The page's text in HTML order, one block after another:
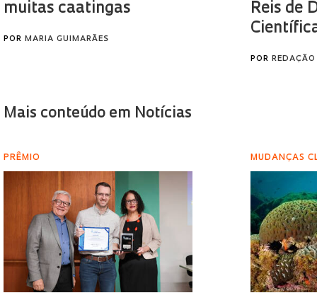
muitas caatingas
POR MARIA GUIMARÃES
Reis de
PORREDAÇÃO
Mais conteúdo em Notícias
PRÊMIO MUDANÇAS